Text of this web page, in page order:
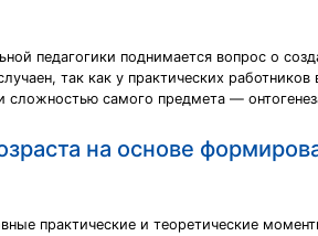
педагогики поднимается вопрос о
так как у практических
сложностью самого предмета —
на основе
практические и теоретические